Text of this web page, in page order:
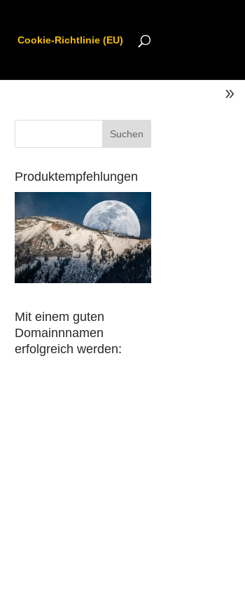
Cookie-Richtlinie (EU)
Produktempfehlungen
Mit einem guten
Domainnnamen
erfolgreich werden: